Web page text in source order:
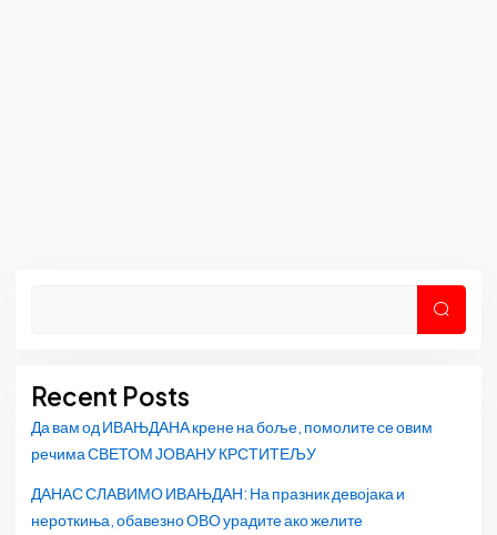
Recent Posts
Да вам од ИВАЊДАНА крене на боље, помолите се овим
речима СВЕТОМ ЈОВАНУ КРСТИТЕЉУ
ДАНАС СЛАВИМО ИВАЊДАН: На празник девојака и
нероткиња, обавезно ОВО урадите ако желите